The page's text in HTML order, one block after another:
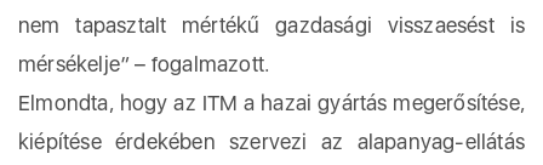
nem tapasztalt mértékű gazdasági visszaesést is
mérsékelje” – fogalmazott.
Elmondta, hogy az ITM a hazai gyártás megerősítése,
kiépítése érdekében szervezi az alapanyag-ellátás